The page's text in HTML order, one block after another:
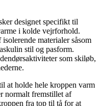
designet specifikt til
i kolde vejrforhold.
materialer såsom
stil og pasform.
som skiløb,
at holde hele kroppen varm
normalt fremstillet af
fra top til tå for at